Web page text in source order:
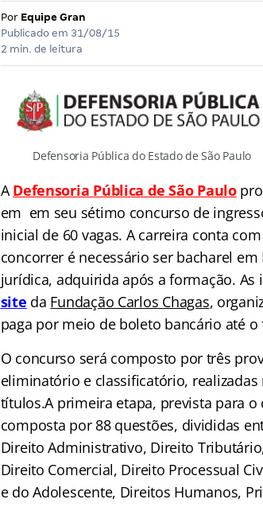
Por Equipe Gran
Publicado em 31/08/15
2 min. de leitura
Defensoria Pública do Estado de São Paulo
ADefensoria Pública de São Paulo
em em seu sétimo concurso de
inicial de 60 vagas. A carreira conta
concorrer é necessário ser bacharel
jurídica, adquirida após a formação. As
site da Fundação Carlos Chagas,
paga por meio de boleto bancário até
O concurso será composto por três
eliminatório e classificatório,
títulos.A primeira etapa, prevista para
composta por 88 questões, divididas
Direito Administrativo, Direito
Direito Comercial, Direito Processual
e do Adolescente, Direitos Humanos,